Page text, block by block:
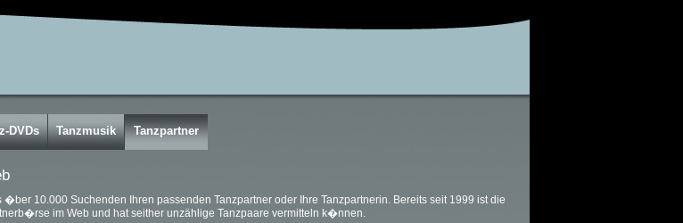
DVDs Tanzmusik Tanzpartner
�ber 10.000 Suchenden Ihren passenden Tanzpartner oder Ihre Tanzpartnerin. Bereits seit 1999 ist die
im Web und hat seither unzählige Tanzpaare vermitteln k�nnen.